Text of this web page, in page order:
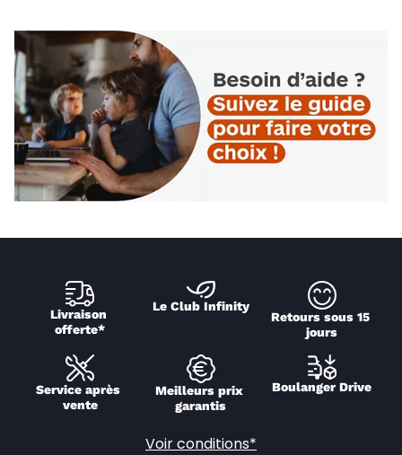
Livraison
offerte*
Le Club Infinity
Retours sous 15
jours
Service après
vente
Meilleurs prix
garantis
Boulanger Drive
Voir conditions*